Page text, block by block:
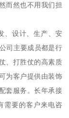
而然也不用我们担
、设计、生产、安
司主要成员都是行
、打胜仗的高素质
为客户提供由装饰
套服务。长年承接
需要的客户来电咨